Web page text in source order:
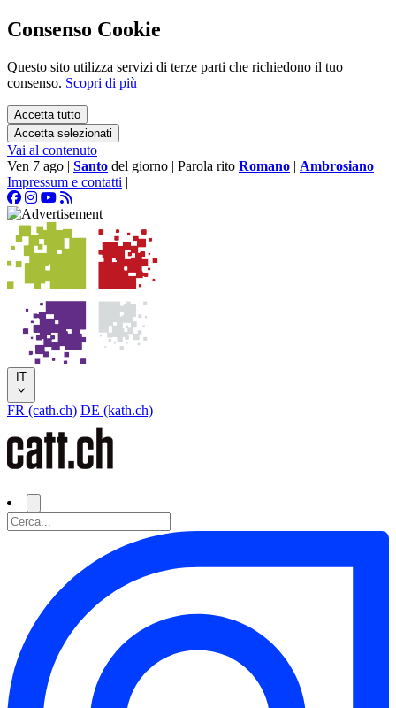
Consenso Cookie
Questo sito utilizza servizi di terze parti che richiedono il tuo
consenso. Scopri di più
Accetta tutto
Accetta selezionati
Vai al contenuto
Ven 7 ago | Santo del giorno | Parola rito Romano | Ambrosiano
Impressum e contatti |
IT
FR (cath.ch) DE (kath.ch)